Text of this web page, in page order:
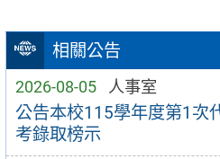
相關公告
2026-08-05 人事室
公告本校115學年度第1次
考錄取榜示